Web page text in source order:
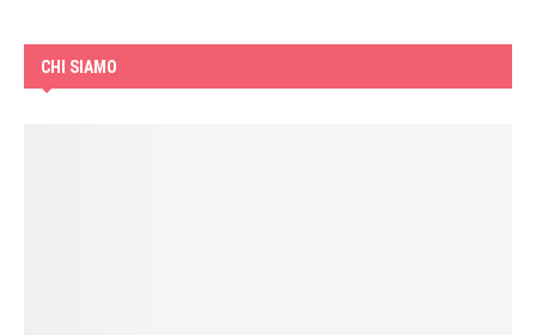
CHI SIAMO